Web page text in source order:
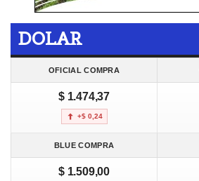
DOLAR
OFICIAL COMPRA
$ 1.474,37
+$ 0,24
BLUE COMPRA
$ 1.509,00